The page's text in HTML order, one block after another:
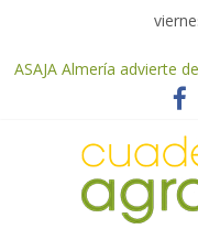
ASAJA Almería advierte
cítricos: la clorosis y la
ASAJA Almería: las
confirman una cosecha
meteorológicas y la
El Ministerio de
pago de 85 millones